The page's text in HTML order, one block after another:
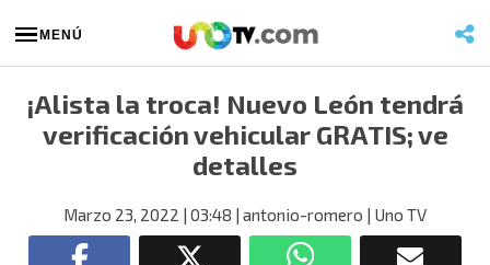
MENÚ
¡Alista la troca! Nuevo León tendrá
verificación vehicular GRATIS; ve
detalles
Marzo 23, 2022 | 03:48 | antonio-romero | Uno TV